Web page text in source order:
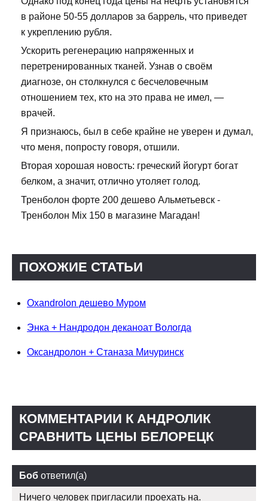
в районе 50-55 долларов за баррель, что приведет
к укреплению рубля.
Ускорить регенерацию напряженных и
перетренированных тканей. Узнав о своём
диагнозе, он столкнулся с бесчеловечным
отношением тех, кто на это права не имел, —
врачей.
Я признаюсь, был в себе крайне не уверен и думал,
что меня, попросту говоря, отшили.
Вторая хорошая новость: греческий йогурт богат
белком, а значит, отлично утоляет голод.
Тренболон форте 200 дешево Альметьевск -
Тренболон Mix 150 в магазине Магадан!
ПОХОЖИЕ СТАТЬИ
Oxandrolon дешево Муром
Энка + Нандродон деканоат Вологда
Оксандролон + Станаза Мичуринск
КОММЕНТАРИИ К АНДРОЛИК
СРАВНИТЬ ЦЕНЫ БЕЛОРЕЦК
Боб ответил(а)
Ничего человек пригласили проехать на.